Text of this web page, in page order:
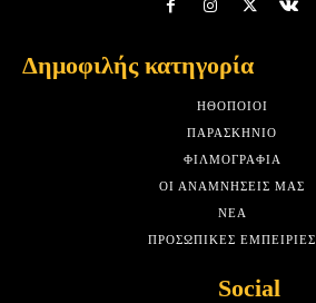
Δημοφιλής κατηγορία
HΘΟΠΟΙΟΊ
ΠΑΡΑΣΚΉΝΙΟ
ΦΙΛΜΟΓΡΑΦΊΑ
ΟΙ ΑΝΑΜΝΉΣΕΙΣ ΜΑΣ
ΝΈΑ
ΠΡΟΣΩΠΙΚΈΣ ΕΜΠΕΙΡΊΕΣ
Social